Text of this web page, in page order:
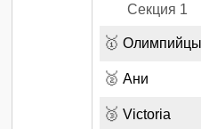
Секция 1
🥇 Олимпийцы
🥈 Ани
🥉 Victoria